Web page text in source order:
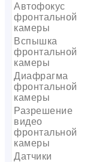
Автофокус
фронтальной
камеры
Вспышка
фронтальной
камеры
Диафрагма
фронтальной
камеры
Разрешение
видео
фронтальной
камеры
Датчики